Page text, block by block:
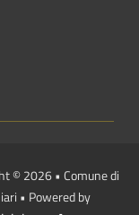
© 2026 • Comune di
• Powered by